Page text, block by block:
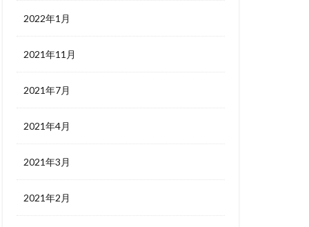
2022年1月
2021年11月
2021年7月
2021年4月
2021年3月
2021年2月